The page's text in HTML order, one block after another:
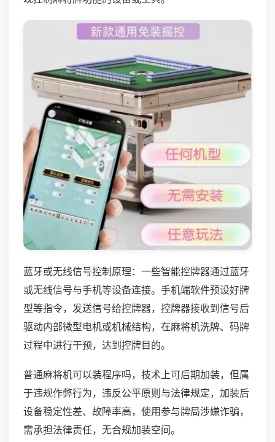
蓝牙或无线信号控制原理：一些智能控牌器通过蓝牙
或无线信号与手机等设备连接。手机端软件预设好牌
型等指令，发送信号给控牌器，控牌器接收到信号后
驱动内部微型电机或机械结构，在麻将机洗牌、码牌
过程中进行干预，达到控牌目的。
普通麻将机可以装程序吗，技术上可后期加装，但属
于违规作弊行为，违反公平原则与法律规定，加装后
设备稳定性差、故障率高，使用参与牌局涉嫌诈骗，
需承担法律责任，无合规加装空间。